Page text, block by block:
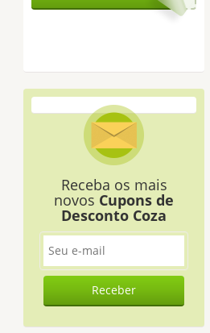
Receba os mais
novos Cupons de
Desconto Coza
Receber